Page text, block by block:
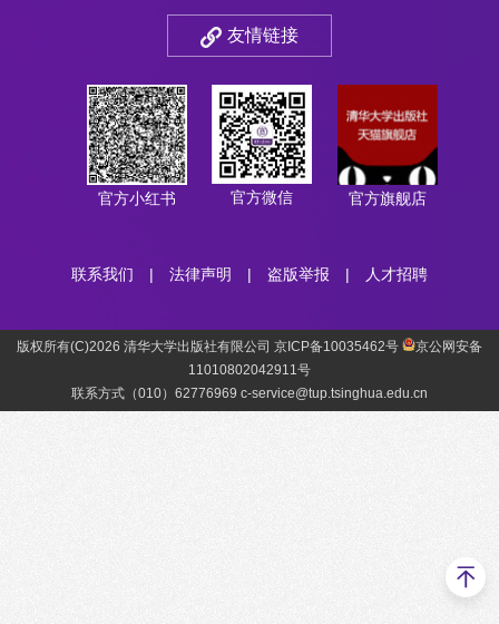
友情链接
官方小红书 官方微信 官方旗舰店
联系我们 | 法律声明 | 盗版举报 | 人才招聘
版权所有(C)2026 清华大学出版社有限公司 京ICP备10035462号
京公网安备
11010802042911号
联系方式（010）62776969 c-service@tup.tsinghua.edu.cn